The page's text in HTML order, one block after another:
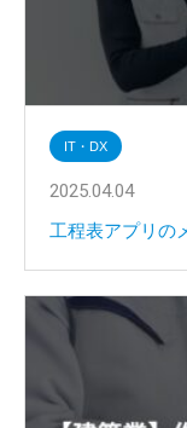
IT・DX
2025.04.04
工程表アプリの